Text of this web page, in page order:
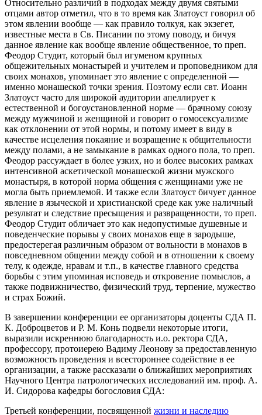
Относительно различий в подходах между двумя святыми
отцами автор отметил, что в то время как Златоуст говорил об
этом явлении вообще — как правило толкуя, как экзегет,
известные места в Св. Писании по этому поводу, и бичуя
данное явление как вообще явление общественное, то преп.
Феодор Студит, который был игуменом крупных
общежительных монастырей и учителем и проповедником для
своих монахов, упоминает это явление с определенной —
именно монашеской точки зрения. Поэтому если свт. Иоанн
Златоуст часто для широкой аудитории апеллирует к
естественной и богоустановленной норме — брачному союзу
между мужчиной и женщиной и говорит о гомосексуализме
как отклонении от этой нормы, и потому имеет в виду в
качестве исцеления покаяние и возращение к общительности
между полами, а не замыкание в рамках одного пола, то преп.
Феодор рассуждает в более узких, но и более высоких рамках
интенсивной аскетической монашеской жизни мужского
монастыря, в которой норма общения с женщинами уже не
могла быть приемлемой. И также если Златоуст бичует данное
явление в языческой и христианской среде как уже наличный
результат и следствие пресыщения и развращенности, то преп.
Феодор Студит обличает это как недопустимые душевные и
поведенческие порывы у своих монахов еще в зародыше,
предостерегая различным образом от вольности в монахов в
повседневном общении между собой и в отношении к своему
телу, к одежде, нравам и т.п., в качестве главного средства
борьбы с этим упоминая исповедь и откровение помыслов, а
также подвижничество, физический труд, терпение, мужество
и страх Божий.
В завершении конференции ее организаторы доценты СДА П.
К. Доброцветов и Р. М. Конь подвели некоторые итоги,
выразили искреннюю благодарность и.о. ректора СДА,
профессору, протоиерею Вадиму Леонову за предоставленную
возможность проведения и всестороннее содействие в ее
организации, а также рассказали о ближайших мероприятиях
Научного Центра патрологических исследований им. проф. А.
И. Сидорова кафедры богословия СДА:
Третьей конференции, посвященной жизни и наследию